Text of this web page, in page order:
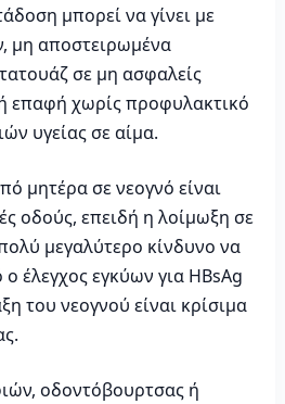
μπορεί να γίνει με
μη αποστειρωμένα
σε μη ασφαλείς
επαφή χωρίς προφυλακτικό
υγείας σε αίμα.
μητέρα σε νεογνό είναι
οδούς, επειδή η λοίμωξη σε
μεγαλύτερο κίνδυνο να
ο έλεγχος εγκύων για HBsAg
του νεογνού είναι κρίσιμα
οδοντόβουρτσας ή